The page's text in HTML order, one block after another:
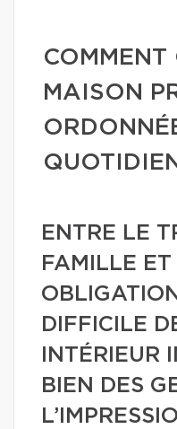
COMMENT
MAISON
QUOTIDIEN
ENTRE LE
FAMILLE ET
DIFFICILE
INTÉRIEUR
BIEN DES